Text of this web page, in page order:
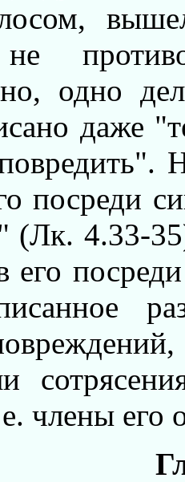
не
одно
даже
посреди
(Лк. 4.33-
его
члены его